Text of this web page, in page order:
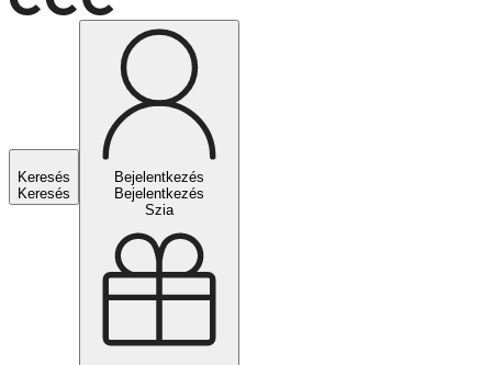
Keresés
Keresés
Bejelentkezés
Bejelentkezés
Szia